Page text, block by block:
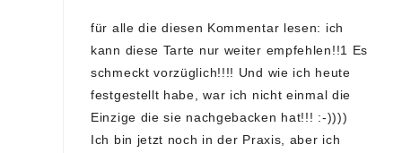
für alle die diesen Kommentar lesen: ich
kann diese Tarte nur weiter empfehlen!!1 Es
schmeckt vorzüglich!!!! Und wie ich heute
festgestellt habe, war ich nicht einmal die
Einzige die sie nachgebacken hat!!! :-))))
Ich bin jetzt noch in der Praxis, aber ich